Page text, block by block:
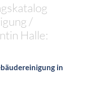
/
Halle:
in